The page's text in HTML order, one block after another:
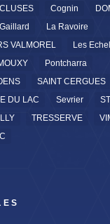
CLUSES Cognin
Gaillard
La Ravoire
VALMOREL
Les
Pontcharra
SAINT CERGUES
DU LAC
Sevrier
TRESSERVE